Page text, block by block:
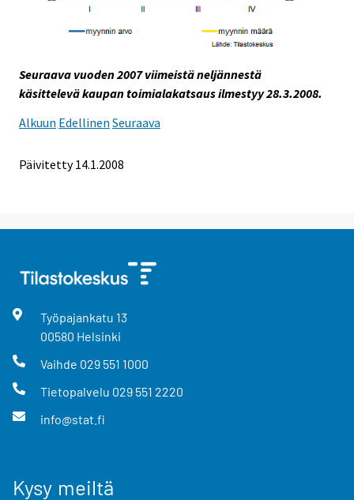
Seuraava vuoden 2007 viimeistä neljännestä
käsittelevä kaupan toimialakatsaus ilmestyy 28.3.2008.
Alkuun Edellinen Seuraava
Päivitetty14.1.2008
Työpajankatu 13
00580 Helsinki
Vaihde 029 551 1000
Tietopalvelu 029 551 2220
info@stat.fi
Kysy meiltä